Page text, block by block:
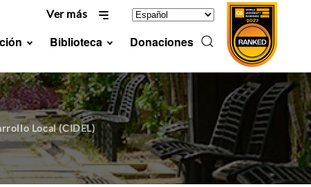
Biblioteca Donaciones
Ver más
Local (CIDEL)